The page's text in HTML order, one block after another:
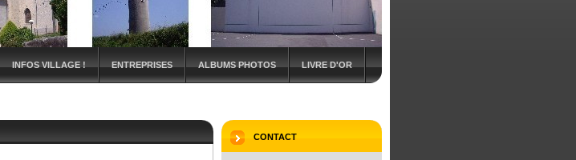
INFOS VILLAGE ! ENTREPRISES ALBUMS PHOTOS LIVRE D'OR
CONTACT